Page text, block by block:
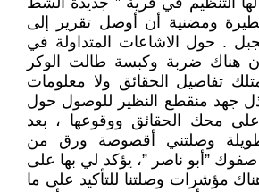
ومضنية أن أوصل تقرير إلى
. حول الاشاعات المتداولة في
هناك ضربة وكبسة طالت الوكر
تفاصيل الحقائق ولا معلومات
جهد منقطع النظير للوصول حول
على محك الحقائق ووقوعها ، بعد
وصلتني أقصوصة ورق من
”أبو ناصر ”، يؤكد لي بها على
مؤشرات وصلتنا للتأكيد على ما